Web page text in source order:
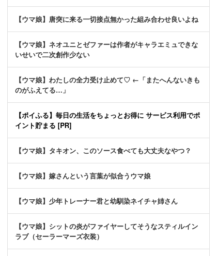
【ウマ娘】唐突に来る一切接点無かった組み合わせ良いよね
【ウマ娘】ネオユニとゼファーは作者がキャラエミュできな
いせいで二次創作少ない
【ウマ娘】わたしの全力受け止めて♡ ←「またへんないきも
のがふえてる…」
【ポイふる】毎日の生活をちょっとお得に サービス利用でポ
イント貯まる [PR]
【ウマ娘】タキオン、このソース食べても大丈夫なやつ？
【ウマ娘】嫁さんという言葉が似合うウマ娘
【ウマ娘】少年トレーナー君と幼馴染ネイチャ姉さん
【ウマ娘】シットの炎がファイヤーしてそうなスティルイン
ラブ（セーラーマーズ衣装）